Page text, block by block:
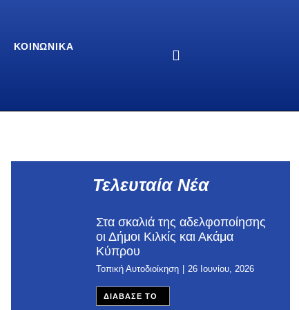
ΚΟΙΝΩΝΙΚΆ
Τελευταία Νέα
Στα σκαλιά της αδελφοποίησης
οι Δήμοι Κιλκίς και Ακάμα
Κύπρου
Τοπική Αυτοδιοίκηση 26 Ιουνίου, 2026
ΔΙΑΒΑΣΕ ΤΟ